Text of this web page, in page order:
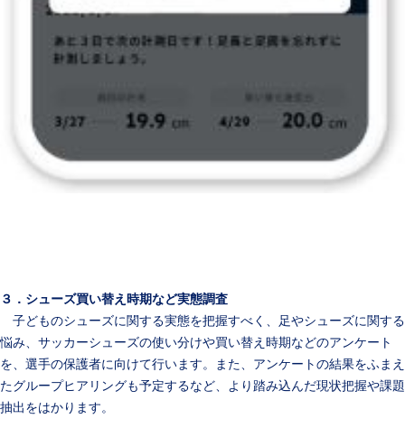
３．シューズ買い替え時期など実態調査
子どものシューズに関する実態を把握すべく、足やシューズに関する
悩み、サッカーシューズの使い分けや買い替え時期などのアンケート
を、選手の保護者に向けて行います。また、アンケートの結果をふまえ
たグループヒアリングも予定するなど、より踏み込んだ現状把握や課題
抽出をはかります。